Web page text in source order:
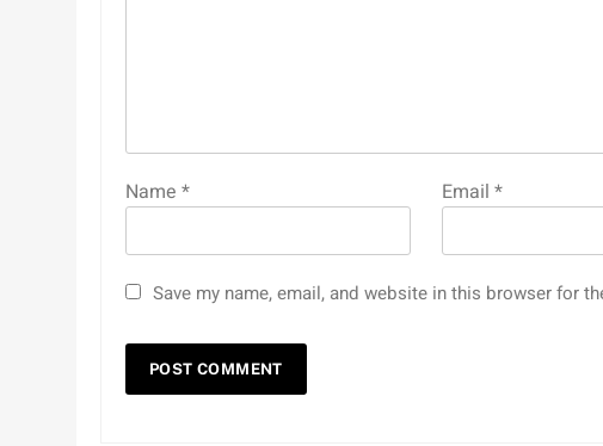
Name * Email*
Save my name, email, and website in this browser for